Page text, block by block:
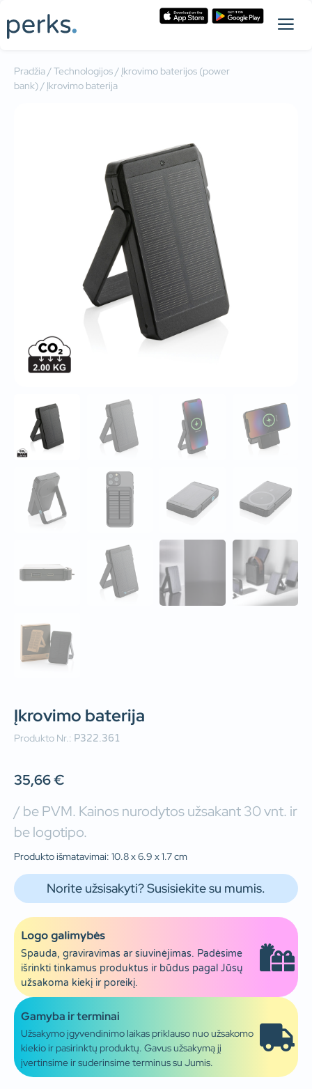
Pradžia/Technologijos/ Įkrovimo baterijos (power
bank)/ Įkrovimo baterija
Įkrovimo baterija
Produkto Nr.: P322.361
35,66€
/ be PVM. Kainos nurodytos užsakant 30 vnt. ir
be logotipo.
Produkto išmatavimai: 10.8 x 6.9 x 1.7 cm
Norite užsisakyti? Susisiekite su mumis.
Logo galimybės
Spauda, graviravimas ar siuvinėjimas. Padėsime
išrinkti tinkamus produktus ir būdus pagal Jūsų
užsakoma kiekį ir poreikį.
Gamyba ir terminai
Užsakymo įgyvendinimo laikas priklauso nuo užsakomo
kiekio ir pasirinktų produktų. Gavus užsakymą jį
įvertinsime ir suderinsime terminus su Jumis.